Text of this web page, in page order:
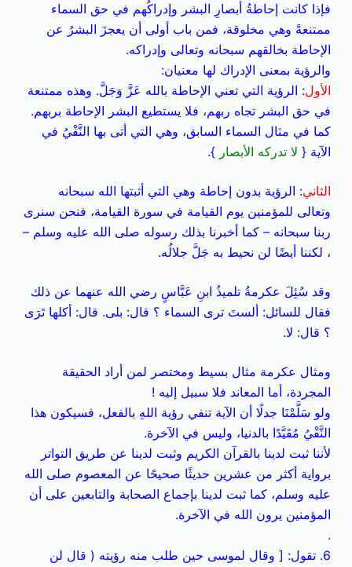
فإذا كانت إحاطةُ أبصارِ البشر وإدراكُهم في حق السماء
ممتنعةً وهي مخلوقة، فمن باب أولى أن يعجزَ البشرُ عن
الإحاطة بخالقهم سبحانه وتعالى وإدراكه.
والرؤية بمعنى الإدراك لها معنيان:
الأول: الرؤية التي تعني الإحاطة بالله عَزَّ وَجَلَّ. وهذه ممتنعة
في حق البشر تجاه ربهم، فلا يستطيع البشر الإحاطة بربهم.
كما في مثال السماء السابق، وهي التي أتى بها النَّفْيُ في
الآية { لا تدركه الأبصار }.
الثاني: الرؤية بدون إحاطة وهي التي أثبتها الله سبحانه
وتعالى للمؤمنين يوم القيامة في سورة القيامة، فنحن سنرى
ربنا سبحانه – كما أخبرنا بذلك رسوله صلى الله عليه وسلم –
، لكننا أيضًا لن نحيط به جَلَّ جلالُه.
وقد سُئِلَ عكرمةُ تلميذُ ابنِ عَبَّاسٍ رضي الله عنهما عن ذلك
فقال للسائل: ألستَ ترى السماء ؟ قال: بلى. قال: أكلها تَرَى
؟ قال: لا.
ومثال عكرمة مثال بسيط ومختصر لمن أراد الحقيقة
المجردة، أما المعاند فلا سبيل إليه !
ولو سَلَّمْنَا جدلًا أن الآية تنفي رؤية اللهِ بالفعل، فسيكون هذا
النَّفْيُ مُقَيَّدًا بالدنيا، وليس في الآخرة.
لأننا ثبت لدينا بالقرآن الكريم وثبت لدينا عن طريق التواتر
برواية أكثر من عشرين حديثًا صحيحًا عن المعصوم صلى الله
عليه وسلم، كما ثبت لدينا بإجماع الصحابة والتابعين على أن
المؤمنين يرون الله في الآخرة.
.
6. تقول: [ وقال لموسى حين طلب منه رؤيته ( قال لن